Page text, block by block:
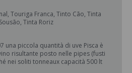
Touriga Franca, Tinto Cão, Tinta
Tinta Roriz
una piccola quantità di uve Pisca è
risultante posto nelle pipes (fusti
nei soliti tonneaux capacità 500 lt